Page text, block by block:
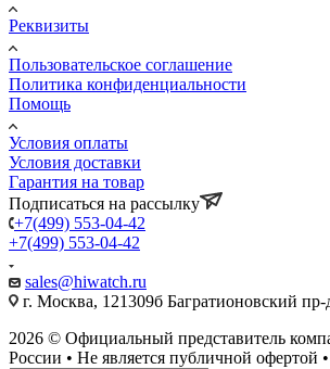
Реквизиты
Пользовательское соглашение
Политика конфиденциальности
Помощь
Условия оплаты
Условия доставки
Гарантия на товар
Подписаться на рассылку
+7(499) 553-04-42
+7(499) 553-04-42
sales@hiwatch.ru
г. Москва, 121309б Багратионовский
2026 © Официальный представитель
России • Не является публичной офертой •